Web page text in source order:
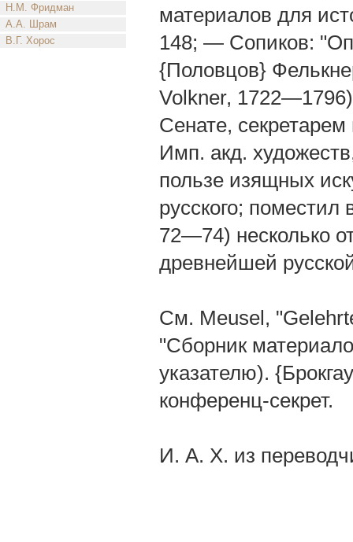
Н.М. Фридман
А.А. Шрам
В.Г. Хорос
материалов для
148; — Сопиков:
{Половцов}
Volkner,
Сенате,
Имп. акд.
пользе изящных
русского;
72—74) несколько
древнейшей
См. Meusel,
"Сборник
указателю).
конференц-секрет.
И. А. X. из